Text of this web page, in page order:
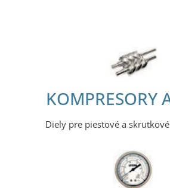
KOMPRESORY
Diely pre piestové a